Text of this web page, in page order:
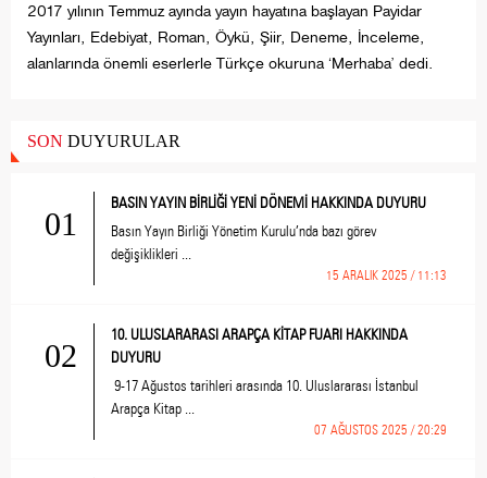
2017 yılının Temmuz ayında yayın hayatına başlayan Payidar
Yayınları, Edebiyat, Roman, Öykü, Şiir, Deneme, İnceleme,
alanlarında önemli eserlerle Türkçe okuruna ‘Merhaba’ dedi.
SON DUYURULAR
01
BASIN YAYIN BİRLİĞİ YENİ DÖNEMİ HAKKINDA DUYURU
Basın Yayın Birliği Yönetim Kurulu’nda bazı görev
değişiklikleri ...
15 ARALIK 2025 / 11:13
02
10. ULUSLARARASI ARAPÇA KİTAP FUARI HAKKINDA
DUYURU
9-17 Ağustos tarihleri arasında 10. Uluslararası İstanbul
Arapça Kitap ...
07 AĞUSTOS 2025 / 20:29